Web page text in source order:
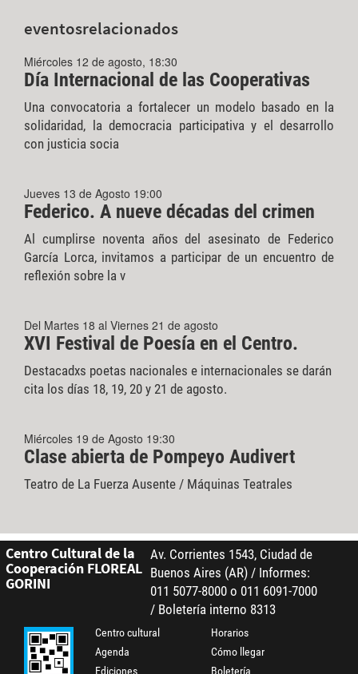
eventosrelacionados
Miércoles 12 de agosto, 18:30
Día Internacional de las Cooperativas
Una convocatoria a fortalecer un modelo basado en la
solidaridad, la democracia participativa y el desarrollo
con justicia socia
Jueves 13 de Agosto 19:00
Federico. A nueve décadas del crimen
Al cumplirse noventa años del asesinato de Federico
García Lorca, invitamos a participar de un encuentro de
reflexión sobre la v
Del Martes 18 al Viernes 21 de agosto
XVI Festival de Poesía en el Centro.
Destacadxs poetas nacionales e internacionales se darán
cita los días 18, 19, 20 y 21 de agosto.
Miércoles 19 de Agosto 19:30
Clase abierta de Pompeyo Audivert
Teatro de La Fuerza Ausente / Máquinas Teatrales
Centro Cultural de la
Cooperación FLOREAL
GORINI
Av. Corrientes 1543, Ciudad de
Buenos Aires (AR) / Informes:
011 5077-8000 o 011 6091-7000
/ Boletería interno 8313
Centro cultural
Agenda
Ediciones
Horarios
Cómo llegar
Boletería